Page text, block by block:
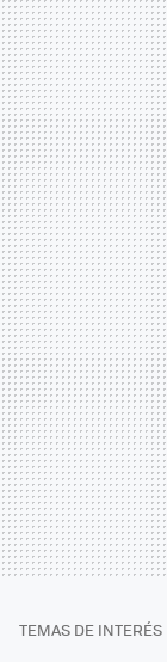
TEMAS DE INTERÉS